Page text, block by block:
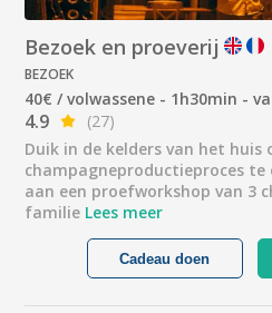
Bezoek en proeverij
BEZOEK
40€ / volwassene - 1h30min -
4.9
(27)
Duik in de kelders van het huis
champagneproductieproces te
aan een proefworkshop van 3
familie Lees meer
Cadeau doen